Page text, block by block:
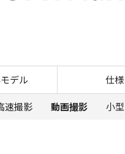
動画撮影
デル 仕様
速撮影 動画撮影 小